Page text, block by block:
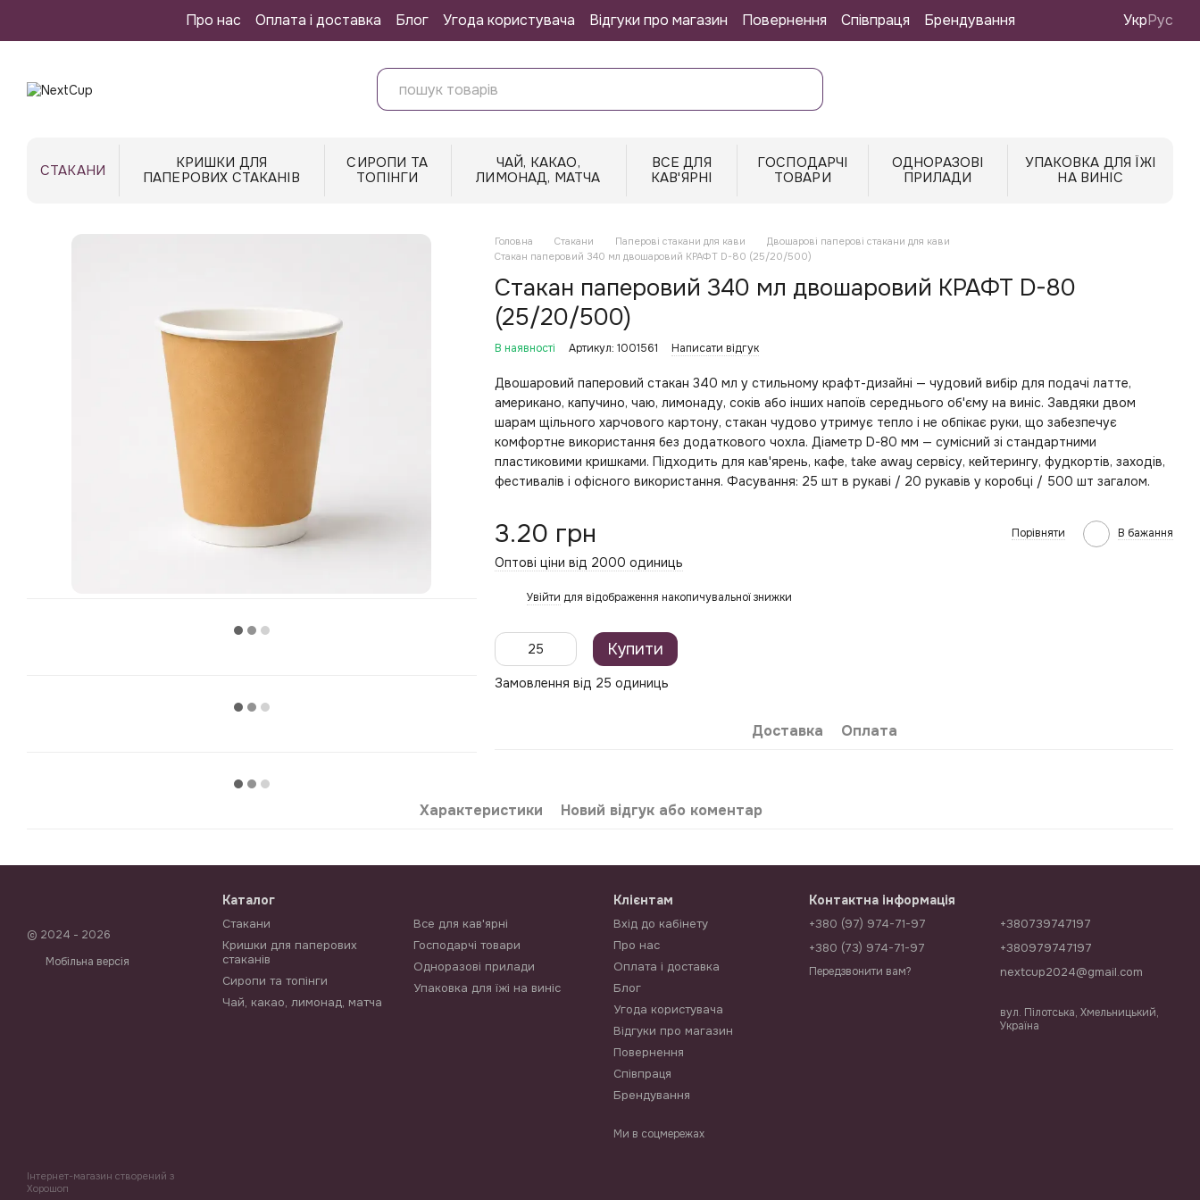
Перейти до основного контентуПро нас Оплата і доставка Блог Угода користувача Відгуки про магазин Повернення Співпраця Брендування УкрРус
СТАКАНИ
КРИШКИ ДЛЯ
ПАПЕРОВИХ СТАКАНІВ
СИРОПИ ТА
ТОПІНГИ
ЧАЙ, КАКАО,
ЛИМОНАД, МАТЧА
ВСЕ ДЛЯ
КАВ'ЯРНІ
ГОСПОДАРЧІ
ТОВАРИ
ОДНОРАЗОВІ
ПРИЛАДИ
УПАКОВКА ДЛЯ ЇЖІ
НА ВИНІС
Головна Стакани Паперові стакани для кави
Двошарові паперові стакани для кави
Стакан паперовий 340 мл двошаровий КРАФТ D-80 (25/20/500)
Стакан паперовий 340 мл двошаровий КРАФТ D-80
(25/20/500)
В наявності Артикул: 1001561 Написати відгук
Двошаровий паперовий стакан 340 мл у стильному крафт-дизайні — чудовий вибір для подачі латте,
американо, капучино, чаю, лимонаду, соків або інших напоїв середнього об'єму на виніс. Завдяки двом
шарам щільного харчового картону, стакан чудово утримує тепло і не обпікає руки, що забезпечує
комфортне використання без додаткового чохла. Діаметр D-80 мм — сумісний зі стандартними
пластиковими кришками. Підходить для кав'ярень, кафе, take away сервісу, кейтерингу, фудкортів, заходів,
фестивалів і офісного використання. Фасування: 25 шт в рукаві / 20 рукавів у коробці / 500 шт загалом.
3.20 грн Порівняти В бажання
Оптові ціни від 2000 одиниць
Увійти для відображення накопичувальної знижки
Купити
Замовлення від 25 одиниць
Доставка Оплата
Характеристики Новий відгук або коментар
© 2024 - 2026
Мобільна версія
Інтернет-магазин створений з
Хорошоп
Каталог
Стакани
Кришки для паперових
стаканів
Сиропи та топінги
Чай, какао, лимонад, матча
Все для кав'ярні
Господарчі товари
Одноразові прилади
Упаковка для їжі на виніс
Клієнтам
Вхід до кабінету
Про нас
Оплата і доставка
Блог
Угода користувача
Відгуки про магазин
Повернення
Співпраця
Брендування
Ми в соцмережах
Контактна інформація
+380 (97) 974-71-97
+380 (73) 974-71-97
Передзвонити вам?
+380739747197
+380979747197
nextcup2024@gmail.com
вул. Пілотська, Хмельницький,
Україна